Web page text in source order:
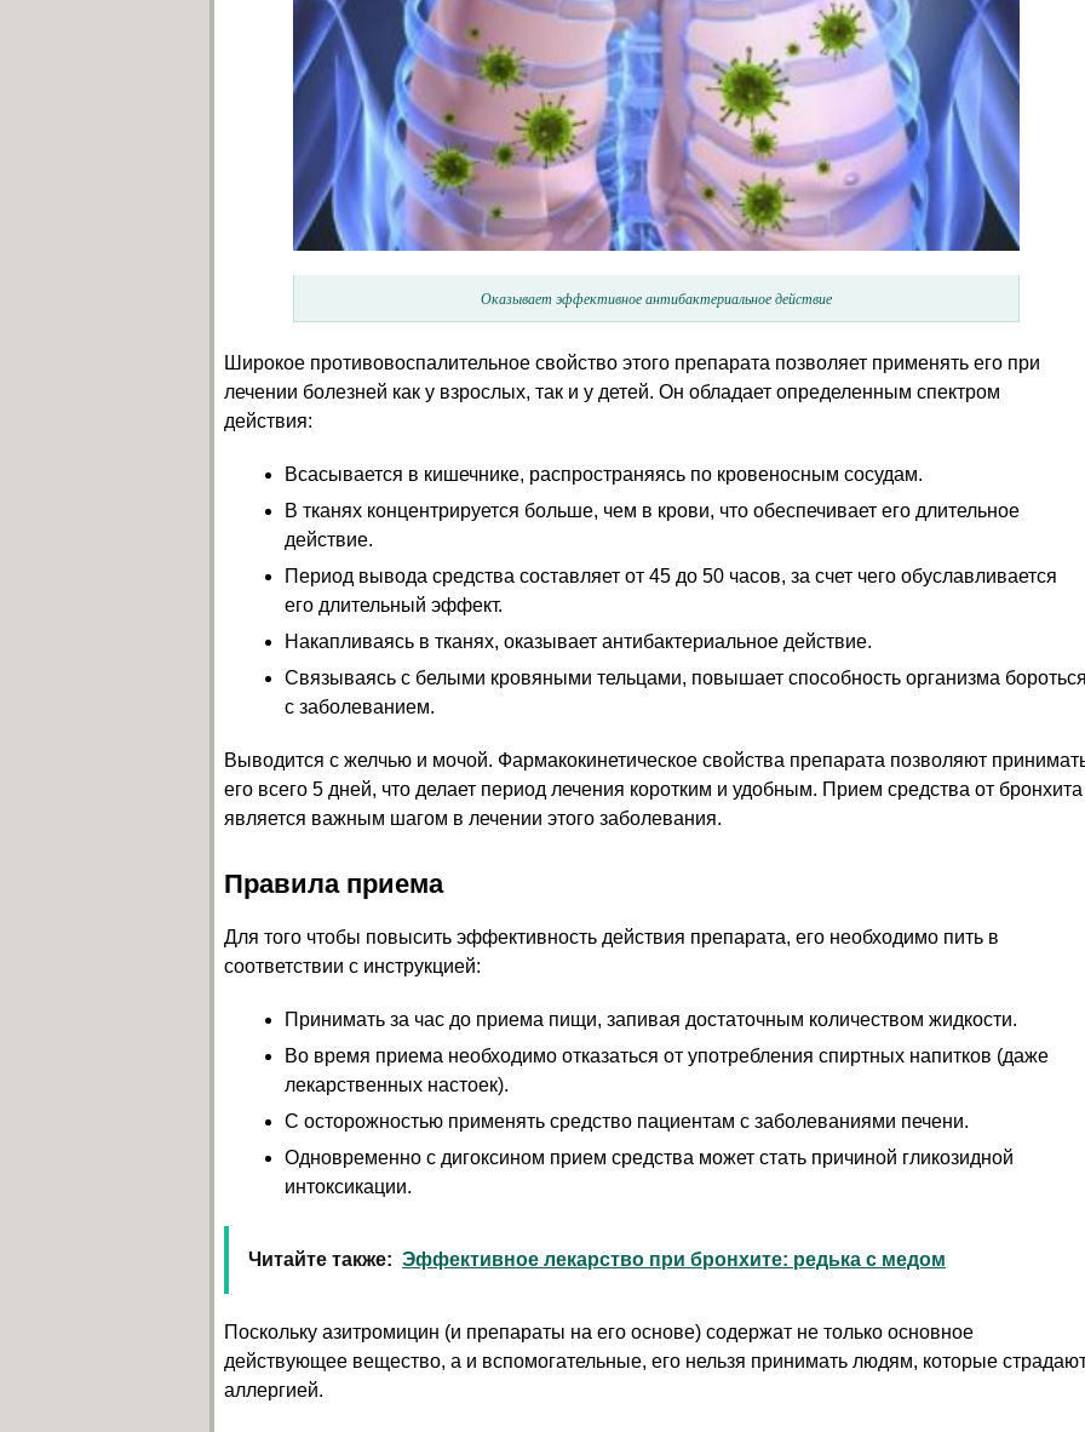
Оказывает эффективное антибактериальное действие
Широкое противовоспалительное свойство этого препарата позволяет применять его при
лечении болезней как у взрослых, так и у детей. Он обладает определенным спектром
действия:
Всасывается в кишечнике, распространяясь по кровеносным сосудам.
В тканях концентрируется больше, чем в крови, что обеспечивает его длительное
действие.
Период вывода средства составляет от 45 до 50 часов, за счет чего обуславливается
его длительный эффект.
Накапливаясь в тканях, оказывает антибактериальное действие.
Связываясь с белыми кровяными тельцами, повышает способность организма
с заболеванием.
Выводится с желчью и мочой. Фармакокинетическое свойства препарата позволяют
его всего 5 дней, что делает период лечения коротким и удобным. Прием средства от бронхита
является важным шагом в лечении этого заболевания.
Правила приема
Для того чтобы повысить эффективность действия препарата, его необходимо пить в
соответствии с инструкцией:
Принимать за час до приема пищи, запивая достаточным количеством жидкости.
Во время приема необходимо отказаться от употребления спиртных напитков (даже
лекарственных настоек).
С осторожностью применять средство пациентам с заболеваниями печени.
Одновременно с дигоксином прием средства может стать причиной гликозидной
интоксикации.
Читайте также: Эффективное лекарство при бронхите: редька с медом
Поскольку азитромицин (и препараты на его основе) содержат не только основное
действующее вещество, а и вспомогательные, его нельзя принимать людям, которые
аллергией.